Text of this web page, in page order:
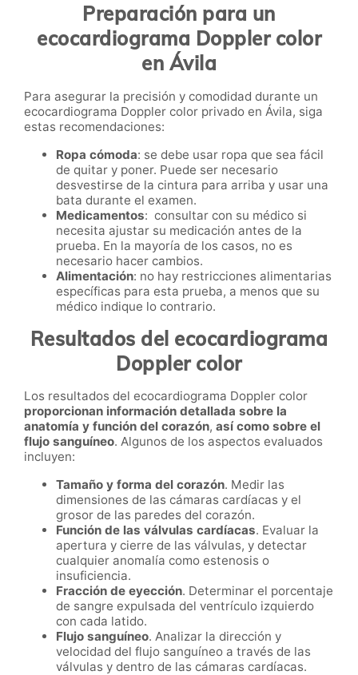
Preparación para un
ecocardiograma Doppler color
en Ávila
Para asegurar la precisión y comodidad durante un
ecocardiograma Doppler color privado en Ávila, siga
estas recomendaciones:
Ropa cómoda: se debe usar ropa que sea fácil
de quitar y poner. Puede ser necesario
desvestirse de la cintura para arriba y usar una
bata durante el examen.
Medicamentos: consultar con su médico si
necesita ajustar su medicación antes de la
prueba. En la mayoría de los casos, no es
necesario hacer cambios.
Alimentación: no hay restricciones alimentarias
específicas para esta prueba, a menos que su
médico indique lo contrario.
Resultados del ecocardiograma
Doppler color
Los resultados del ecocardiograma Doppler color
proporcionan información detallada sobre la
anatomía y función del corazón, así como sobre el
flujo sanguíneo. Algunos de los aspectos evaluados
incluyen:
Tamaño y forma del corazón. Medir las
dimensiones de las cámaras cardíacas y el
grosor de las paredes del corazón.
Función de las válvulas cardíacas. Evaluar la
apertura y cierre de las válvulas, y detectar
cualquier anomalía como estenosis o
insuficiencia.
Fracción de eyección. Determinar el porcentaje
de sangre expulsada del ventrículo izquierdo
con cada latido.
Flujo sanguíneo. Analizar la dirección y
velocidad del flujo sanguíneo a través de las
válvulas y dentro de las cámaras cardíacas.